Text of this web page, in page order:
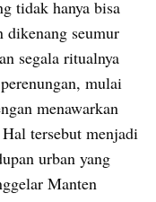
tidak hanya bisa
dikenang seumur
segala ritualnya
mulai
menawarkan
tersebut menjadi
urban yang
Manten